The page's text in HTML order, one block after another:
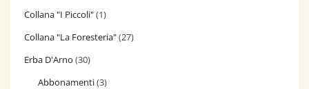
Collana "I Piccoli"(1)
Collana "La Foresteria"(27)
Erba D'Arno (30)
Abbonamenti(3)